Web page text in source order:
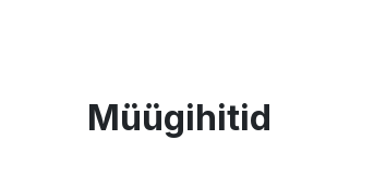
Müügihitid